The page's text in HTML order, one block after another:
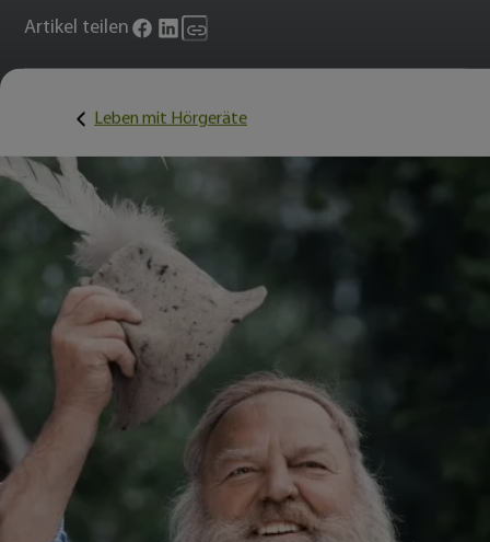
Artikel teilen
Leben mit Hörgeräte
Fritz Sendlhofer:
Erinnerungen, die bleiben
Mit schwerem Herzen nehmen wir Abschied von
der über 20 Jahre lang Kunde bei Hansaton war und geschätztes
Mitglied unserer Hörfamilie wurde – damals als Musikant,
mehrfacher Bartwelt- und Olympiasieger, treuer
und begeisterter Botschafter unserer Marke.
Seine persönliche Hörgeschichte hat er stets mit Stolz nach
getragen. Er war offen, authentisch und mit seinen Worten voller
Herzblut ein echter Aufklärer. Seine Geschichten – wie etwa über
seinen Freund Hubert, dem er das gute Hören zurückgab –